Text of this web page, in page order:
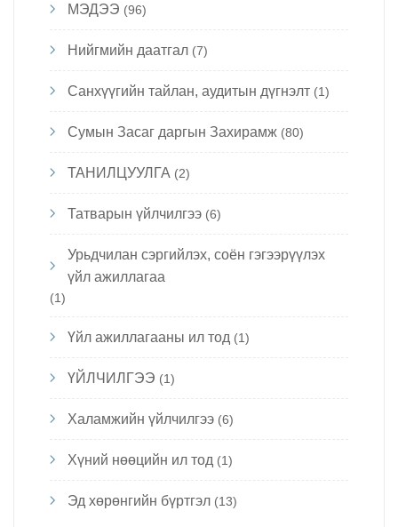
МЭДЭЭ (96)
Нийгмийн даатгал (7)
Санхүүгийн тайлан, аудитын дүгнэлт (1)
Сумын Засаг даргын Захирамж (80)
ТАНИЛЦУУЛГА (2)
Татварын үйлчилгээ (6)
Урьдчилан сэргийлэх, соён гэгээрүүлэх
үйл ажиллагаа
(1)
Үйл ажиллагааны ил тод (1)
ҮЙЛЧИЛГЭЭ (1)
Халамжийн үйлчилгээ (6)
Хүний нөөцийн ил тод (1)
Эд хөрөнгийн бүртгэл (13)